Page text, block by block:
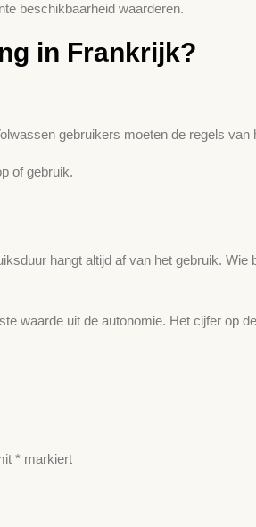
beschikbaarheid waarderen.
in Frankrijk?
gebruikers moeten de regels van
of gebruik.
hangt altijd af van het gebruik.
waarde uit de autonomie. Het cijfer op
* markiert